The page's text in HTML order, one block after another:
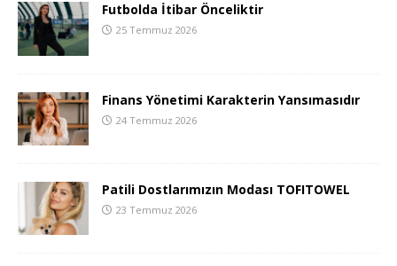
Futbolda İtibar Önceliktir
25 Temmuz 2026
Finans Yönetimi Karakterin Yansımasıdır
24 Temmuz 2026
Patili Dostlarımızın Modası TOFITOWEL
23 Temmuz 2026